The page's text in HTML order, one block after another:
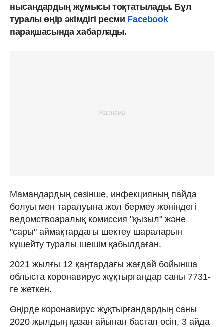
нысандардың жұмысы тоқтатылады. Бұл
туралы өңір әкімдігі ресми Facebook
парақшасында хабарлады.
Мамандардың сөзінше, инфекцияның пайда
болуы мен таралуына жол бермеу жөніндегі
ведомствоаралық комиссия "қызыл" және
"сары" аймақтардағы шектеу шараларын
күшейту туралы шешім қабылдаған.
2021 жылғы 12 қаңтардағы жағдай бойынша
облыста коронавирус жұқтырғандар саны 7731-
ге жеткен.
Өңірде коронавирус жұқтырғандардың саны
2020 жылдың қазан айынан бастап өсіп, 3 айда